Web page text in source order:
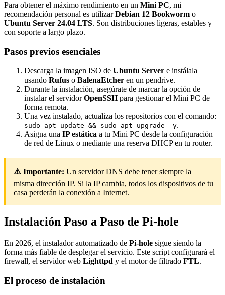
Para obtener el máximo rendimiento en un Mini PC, mi
recomendación personal es utilizarDebian 12 Bookworm o
Ubuntu Server 24.04 LTS. Son distribuciones ligeras, estables y
con soporte a largo plazo.
Pasos previos esenciales
Descarga la imagen ISO de Ubuntu Server e instálala
usando Rufus o BalenaEtcher en un pendrive.
Durante la instalación, asegúrate de marcar la opción de
instalar el servidorOpenSSHpara gestionar el Mini PC de
forma remota.
Una vez instalado, actualiza los repositorios con el comando:
sudo apt update && sudo apt upgrade -y.
Asigna una IP estática a tu Mini PC desde la configuración
de red de Linux o mediante una reserva DHCP en tu router.
⚠️ Importante: Un servidor DNS debe tener siempre la
misma dirección IP. Si la IP cambia, todos los dispositivos de tu
casa perderán la conexión a Internet.
Instalación Paso a Paso de Pi-hole
En 2026, el instalador automatizado de Pi-hole sigue siendo la
forma más fiable de desplegar el servicio. Este script configurará el
firewall, el servidor web Lighttpd y el motor de filtrado FTL.
El proceso de instalación